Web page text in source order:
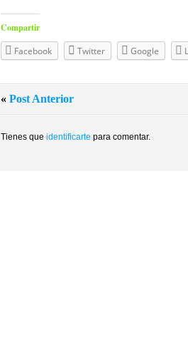
Compartir
Facebook
Twitter Google
« Post Anterior
Tienes que identificarte para comentar.